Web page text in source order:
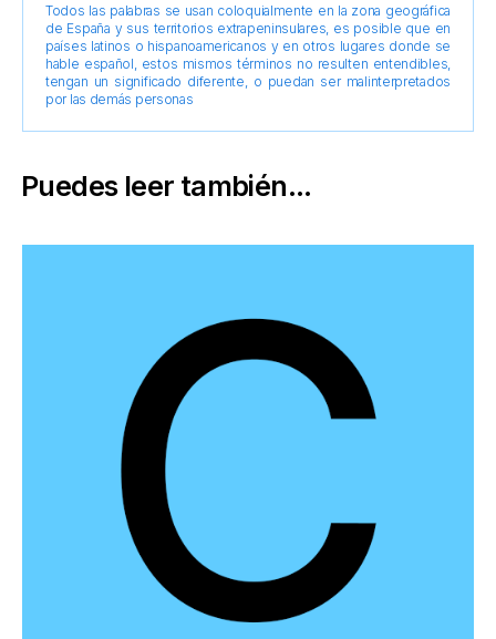
Todos las palabras se usan coloquialmente en la zona geográfica
de España y sus territorios extrapeninsulares, es posible que en
países latinos o hispanoamericanos y en otros lugares donde se
hable español, estos mismos términos no resulten entendibles,
tengan un significado diferente, o puedan ser malinterpretados
por las demás personas
Puedes leer también...